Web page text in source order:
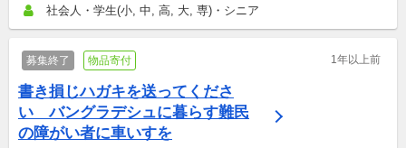
社会人・学生(小, 中, 高, 大, 専)・シニア
募集終了 物品寄付 1年以上前
書き損じハガキを送ってくださ
い　バングラデシュに暮らす難民
の障がい者に車いすを